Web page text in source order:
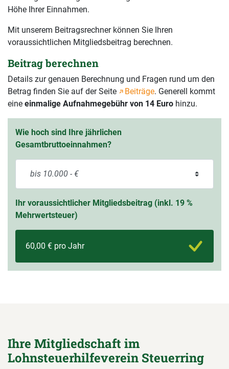
Höhe Ihrer Einnahmen.
Mit unserem Beitragsrechner können Sie Ihren
voraussichtlichen Mitgliedsbeitrag berechnen.
Beitrag berechnen
Details zur genauen Berechnung und Fragen rund um den
Betrag finden Sie auf der Seite
Beiträge. Generell kommt
eine einmalige Aufnahmegebühr von 14 Euro hinzu.
Wie hoch sind Ihre jährlichen
Gesamtbruttoeinnahmen?
Ihr voraussichtlicher Mitgliedsbeitrag (inkl. 19 %
Mehrwertsteuer)
60,00 € pro Jahr
Ihre Mitgliedschaft im
Lohnsteuerhilfeverein Steuerring